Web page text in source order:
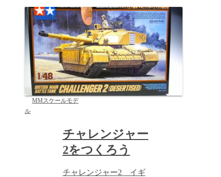
MMスケールモデ
ル
チャレンジャー
2をつくろう
チャレンジャー2 イギ